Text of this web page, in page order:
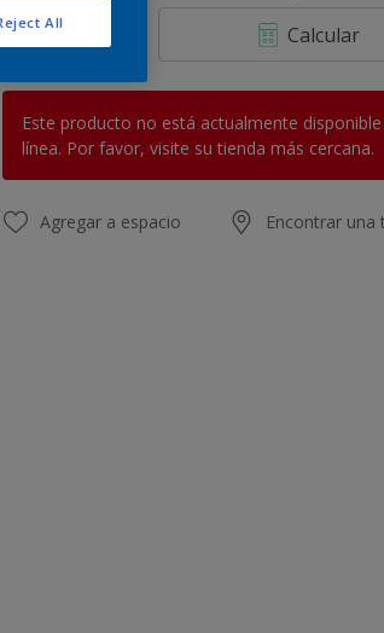
Calcular
Este producto no está actualmente
línea. Por favor, visite su tienda más cercana.
Agregar a espacio Encontrar una
All